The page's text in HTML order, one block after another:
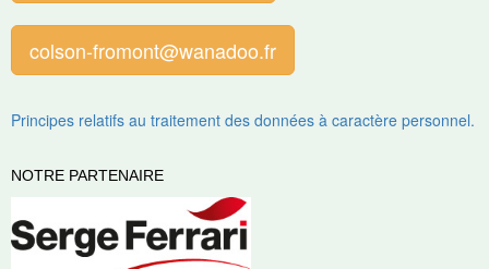
colson-fromont@wanadoo.fr
Principes relatifs au traitement des données à caractère personnel.
NOTRE PARTENAIRE